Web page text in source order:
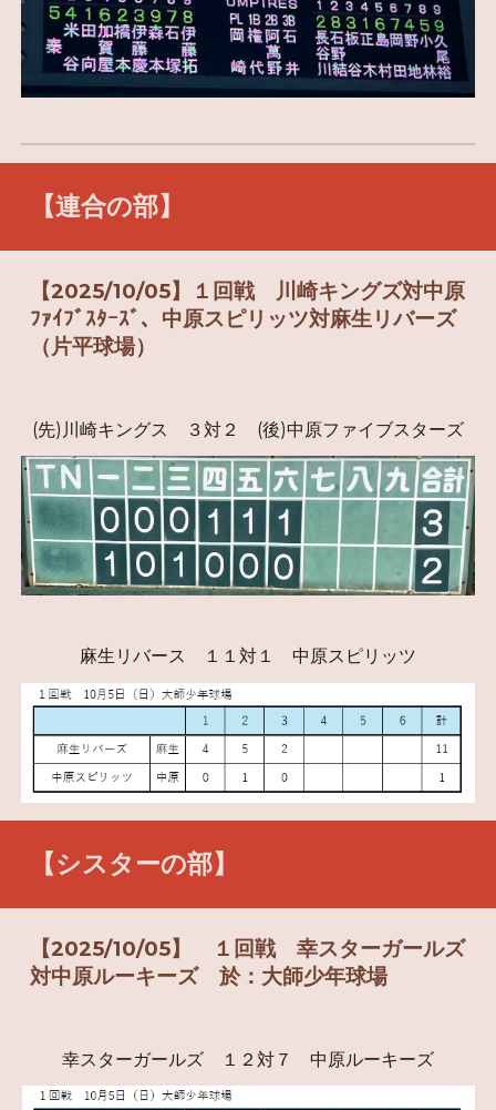
【連合の部】
【2025/10/05】１回戦 川崎キングズ対中原
ﾌｧｲﾌﾞｽﾀｰｽﾞ、中原スピリッツ対麻生リバーズ
（片平球場）
(先)川崎キングス ３対２ (後)中原ファイブスターズ
麻生リバース １１対１ 中原スピリッツ
【シスターの部】
【2025/10/05】 １回戦 幸スターガールズ
対中原ルーキーズ 於：大師少年球場
幸スターガールズ １２対７ 中原ルーキーズ